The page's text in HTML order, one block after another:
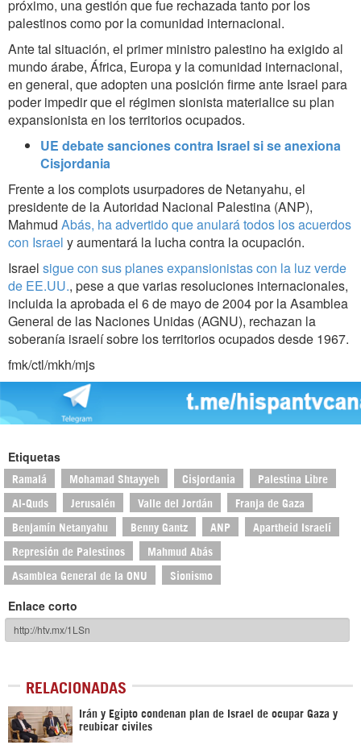
próximo, una gestión que fue rechazada tanto por los
palestinos como por la comunidad internacional.
Ante tal situación, el primer ministro palestino ha exigido al
mundo árabe, África, Europa y la comunidad internacional,
en general, que adopten una posición firme ante Israel para
poder impedir que el régimen sionista materialice su plan
expansionista en los territorios ocupados.
UE debate sanciones contra Israel si se anexiona
Cisjordania
Frente a los complots usurpadores de Netanyahu, el
presidente de la Autoridad Nacional Palestina (ANP),
Mahmud Abás, ha advertido que anulará todos los acuerdos
con Israel y aumentará la lucha contra la ocupación.
Israel sigue con sus planes expansionistas con la luz verde
de EE.UU., pese a que varias resoluciones internacionales,
incluida la aprobada el 6 de mayo de 2004 por la Asamblea
General de las Naciones Unidas (AGNU), rechazan la
soberanía israelí sobre los territorios ocupados desde 1967.
fmk/ctl/mkh/mjs
Etiquetas
Ramalá Mohamad Shtayyeh Cisjordania Palestina Libre
Al-Quds Jerusalén Valle del Jordán Franja de Gaza
Benjamín Netanyahu Benny Gantz ANP Apartheid Israelí
Represión de Palestinos Mahmud Abás
Asamblea General de la ONU Sionismo
Enlace corto
RELACIONADAS
Irán y Egipto condenan plan de Israel de ocupar Gaza y
reubicar civiles